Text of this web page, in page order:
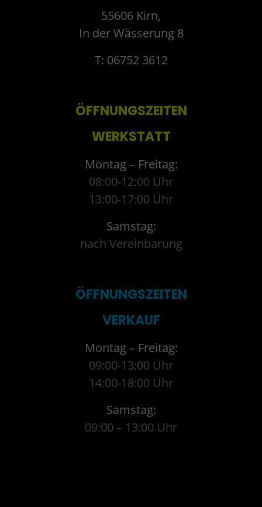
55606 Kirn,
In der Wässerung 8
T: 06752 3612
ÖFFNUNGSZEITEN
WERKSTATT
Montag – Freitag:
08:00-12:00 Uhr
13:00-17:00 Uhr
Samstag:
nach Vereinbarung
ÖFFNUNGSZEITEN
VERKAUF
Montag – Freitag:
09:00-13:00 Uhr
14:00-18:00 Uhr
Samstag:
09:00 – 13:00 Uhr